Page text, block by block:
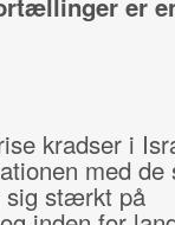
kradser i
med de
sig stærkt på